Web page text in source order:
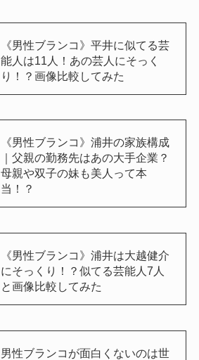
《男性ブランコ》平井に似てる芸
能人は11人！あの芸人にそっく
り！？画像比較してみた
《男性ブランコ》浦井の家族構成
｜父親の勤務先はあの大手企業？
母親や双子の妹も美人って本
当！？
《男性ブランコ》浦井は大越健介
にそっくり！？似てる芸能人7人
と画像比較してみた
男性ブランコが面白くないのは世